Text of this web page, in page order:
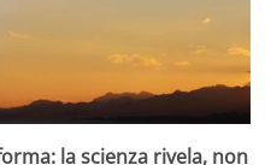
la scienza rivela, non